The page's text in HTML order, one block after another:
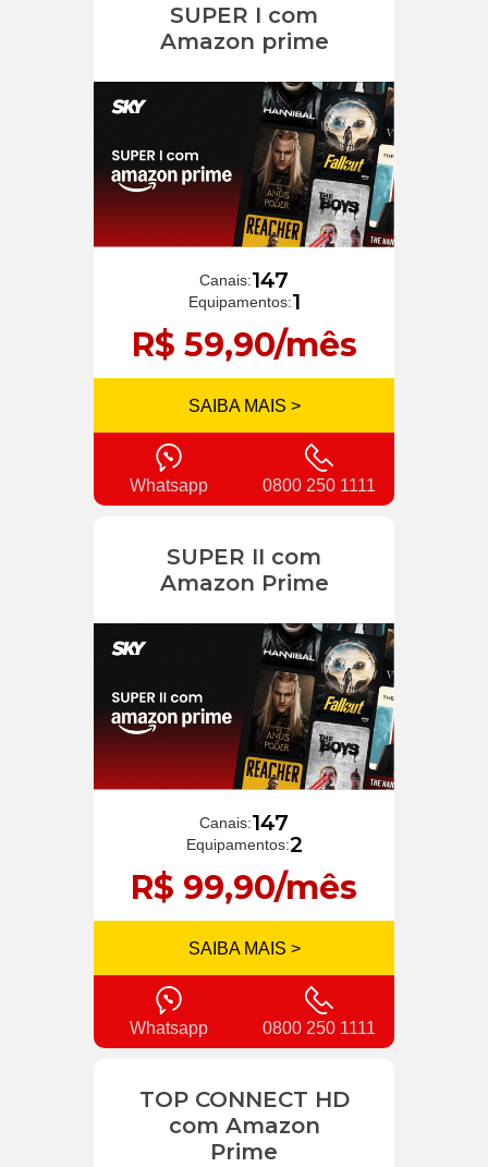
SUPER I com
Amazon prime
Canais:147
Equipamentos:1
R$ 59,90/mês
SAIBA MAIS >
Whatsapp 0800 250 1111
SUPER II com
Amazon Prime
Canais:147
Equipamentos:2
R$ 99,90/mês
SAIBA MAIS >
Whatsapp 0800 250 1111
TOP CONNECT HD
com Amazon
Prime